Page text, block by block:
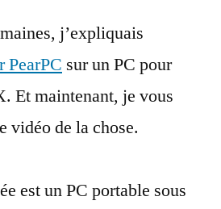
j’expliquais
PearPC sur un PC pour
Et maintenant, je vous
vidéo de la chose.
est un PC portable sous